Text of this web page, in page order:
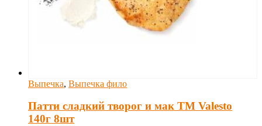
Выпечка, Выпечка фило
Патти сладкий творог и мак TM Valesto
140г 8шт